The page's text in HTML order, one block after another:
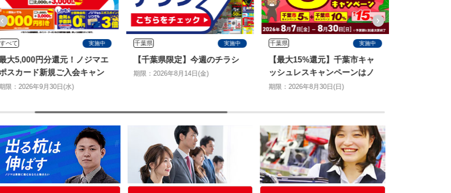
すべて 実施中
大5,000円分還元！ノジマエ
スカード新規ご入会キャン
ーン
限：2026年9月30日(水)
千葉県 実施中
【千葉県限定】今週のチラシ
期限：2026年8月14日(金)
千葉県 実施中
【最大15%還元】千葉市キャ
ッシュレスキャンペーンはノ
ジマがお得！
期限：2026年8月30日(日)